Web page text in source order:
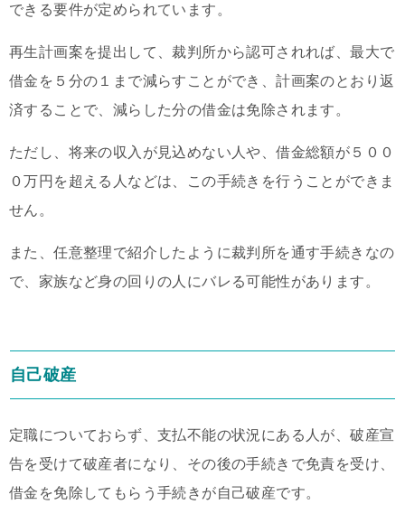
できる要件が定められています。
再生計画案を提出して、裁判所から認可されれば、最大で
借金を５分の１まで減らすことができ、計画案のとおり返
済することで、減らした分の借金は免除されます。
ただし、将来の収入が見込めない人や、借金総額が５００
０万円を超える人などは、この手続きを行うことができま
せん。
また、任意整理で紹介したように裁判所を通す手続きなの
で、家族など身の回りの人にバレる可能性があります。
自己破産
定職についておらず、支払不能の状況にある人が、破産宣
告を受けて破産者になり、その後の手続きで免責を受け、
借金を免除してもらう手続きが自己破産です。